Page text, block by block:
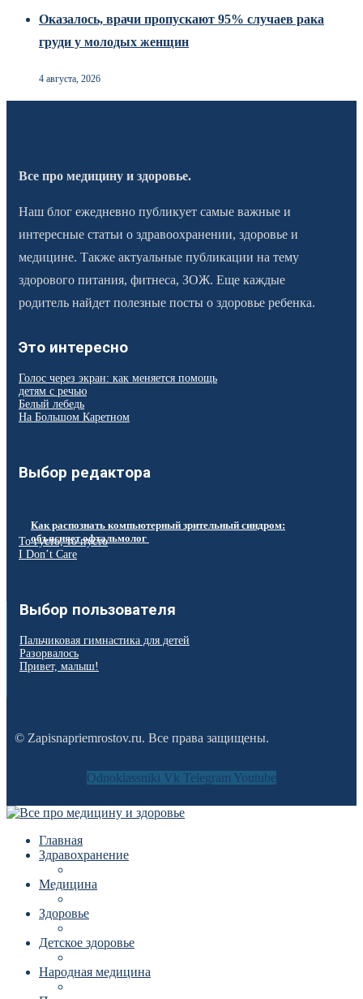
Оказалось, врачи пропускают 95% случаев рака
груди у молодых женщин
4 августа, 2026
Все про медицину и здоровье.
Наш блог ежедневно публикует самые важные и
интересные статьи о здравоохранении, здоровье и
медицине. Также актуальные публикации на тему
здорового питания, фитнеса, ЗОЖ. Еще каждые
родитель найдет полезные посты о здоровье ребенка.
Это интересно
Голос через экран: как меняется помощь
детям с речью
Белый лебедь
На Большом Каретном
Выбор редактора
Как распознать компьютерный зрительный синдром:
объясняет офтальмолог
То густо, то пусто
I Don’t Care
Выбор пользователя
Пальчиковая гимнастика для детей
Разорвалось
Привет, малыш!
© Zapisnapriemrostov.ru. Все права защищены.
Odnoklassniki Vk Telegram Youtube
Главная
Здравохранение
Медицина
Здоровье
Детское здоровье
Народная медицина